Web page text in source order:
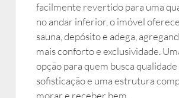
facilmente revertido para uma
no andar inferior, o imóvel
sauna, depósito e adega,
mais conforto e exclusividade.
opção para quem busca qualidade
sofisticação e uma estrutura
morar e receber bem.